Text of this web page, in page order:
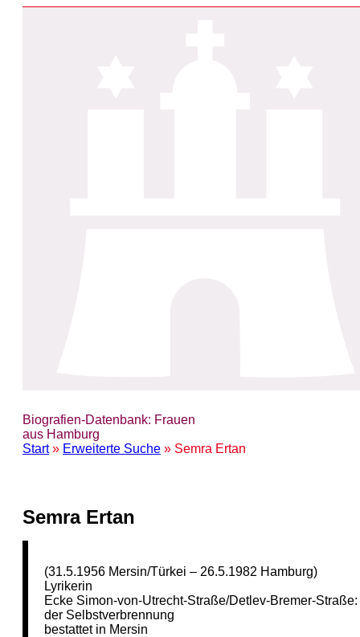
Biografien-Datenbank: Frauen
aus Hamburg
Start» Erweiterte Suche » Semra Ertan
Semra Ertan
(31.5.1956 Mersin/Türkei – 26.5.1982 Hamburg)
Lyrikerin
Ecke Simon-von-Utrecht-Straße/Detlev-Bremer-
der Selbstverbrennung
bestattet in Mersin